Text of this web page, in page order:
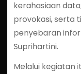
kerahasiaan
provokasi, serta
penyebaran
Suprihartini.
Melalui kegiatan